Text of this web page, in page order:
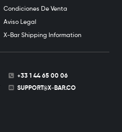
+33 1 44 65 00 06
SUPPORT@X-BAR.CO
Condiciones De Venta
Aviso Legal
X-Bar Shipping Information